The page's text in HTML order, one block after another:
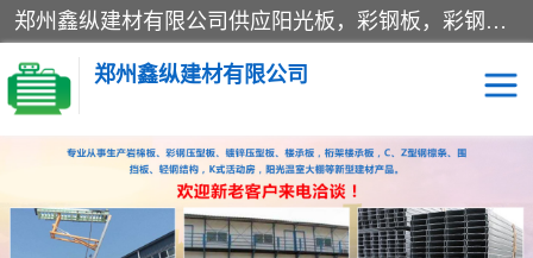
郑州鑫纵建材有限公司供应阳光板，彩钢板，彩钢钢构工程是一家集生产销售租赁安装于一体的企业，主要生产PC采光板，耐力板，仿古琉璃采光板，岩棉板、彩钢压型板、镀锌压型板、桁架楼承板，C、Z型钢檩条、围挡板、轻钢结构，阳光温室大棚等新型建材产品。公司旗下有多台移动式高空压瓦机租赁，承接全国各地业务，专业对外租赁各种型号压瓦机。
郑州鑫纵建材有限公司
高空瓦机租赁 ASA合成树脂仿古瓦